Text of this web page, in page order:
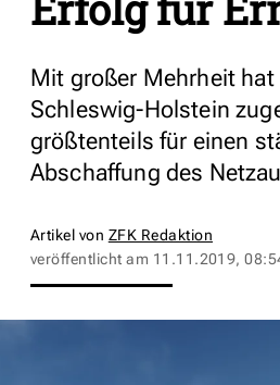
Mit großer Mehrheit hat
Schleswig-Holstein
größtenteils für einen
Abschaffung des
Artikel von ZFK Redaktion
veröffentlicht am 11.11.2019,